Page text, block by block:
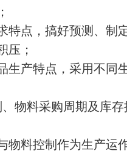
特点，搞好预测、制
压；
生产特点，采用不同
物料采购周期及库
物料控制作为生产运